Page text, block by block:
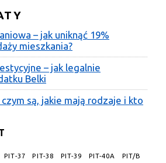
– jak uniknąć 19%
mieszkania?
– jak legalnie
Belki
są, jakie mają rodzaje i kto
PIT-37 PIT-38 PIT-39 PIT-40A PIT/B